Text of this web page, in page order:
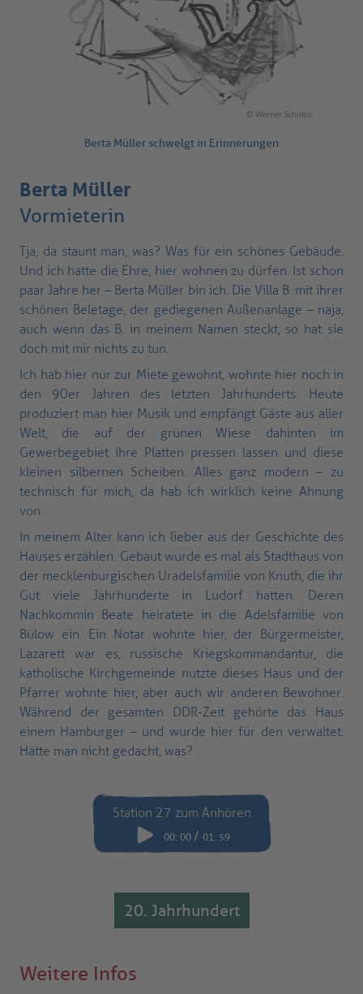
Berta Müller schwelgt in Erinnerungen
Berta Müller
Vormieterin
Tja, da staunt man, was? Was für ein schönes Gebäude.
Und ich hatte die Ehre, hier wohnen zu dürfen. Ist schon
paar Jahre her – Berta Müller bin ich. Die Villa B. mit ihrer
schönen Beletage, der gediegenen Außenanlage – naja,
auch wenn das B. in meinem Namen steckt, so hat sie
doch mit mir nichts zu tun.
Ich hab hier nur zur Miete gewohnt, wohnte hier noch in
den 90er Jahren des letzten Jahrhunderts. Heute
produziert man hier Musik und empfängt Gäste aus aller
Welt, die auf der grünen Wiese dahinten im
Gewerbegebiet ihre Platten pressen lassen und diese
kleinen silbernen Scheiben. Alles ganz modern – zu
technisch für mich, da hab ich wirklich keine Ahnung
von.
In meinem Alter kann ich lieber aus der Geschichte des
Hauses erzählen. Gebaut wurde es mal als Stadthaus von
der mecklenburgischen Uradelsfamilie von Knuth, die ihr
Gut viele Jahrhunderte in Ludorf hatten. Deren
Nachkommin Beate heiratete in die Adelsfamilie von
Bülow ein. Ein Notar wohnte hier, der Bürgermeister,
Lazarett war es, russische Kriegskommandantur, die
katholische Kirchgemeinde nutzte dieses Haus und der
Pfarrer wohnte hier, aber auch wir anderen Bewohner.
Während der gesamten DDR-Zeit gehörte das Haus
einem Hamburger – und wurde hier für den verwaltet.
Hätte man nicht gedacht, was?
Station 27 zum Anhören
00: 00 / 01: 59
20. Jahrhundert
Weitere Infos